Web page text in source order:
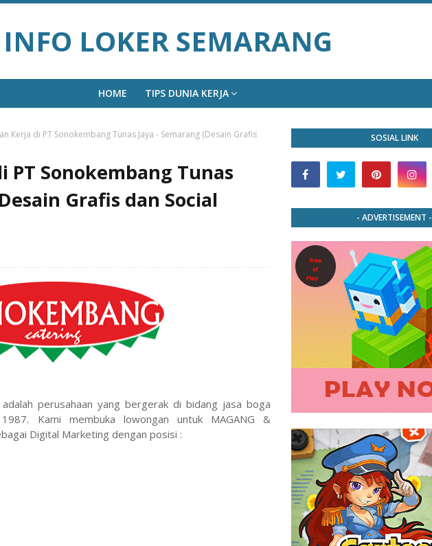
INFO LOKER SEMARANG
HOME TIPS DUNIA KERJA
Kerja di PT Sonokembang Tunas Jaya - Semarang (Desain Grafis
PT Sonokembang Tunas
Grafis dan Social
adalah perusahaan yang bergerak di bidang jasa boga
Kami membuka lowongan untuk MAGANG &
Digital Marketing dengan posisi :
SOSIAL LINK
- ADVERTISEMENT -